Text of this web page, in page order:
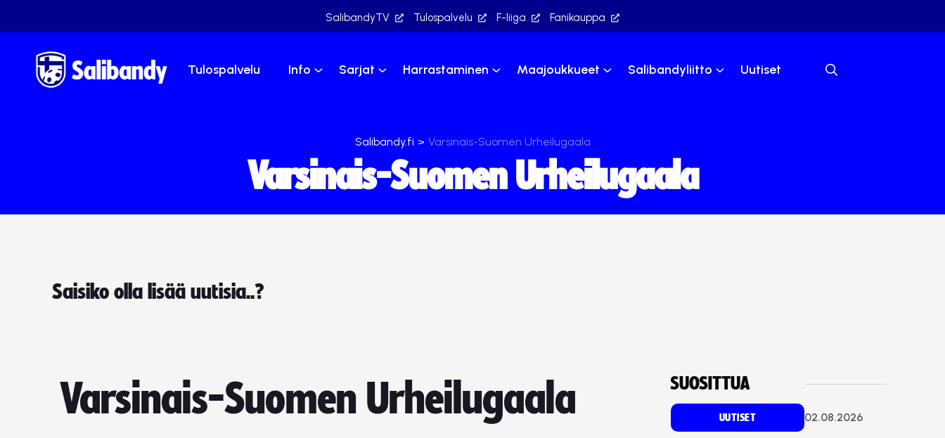
SalibandyTV Tulospalvelu F-liiga Fanikauppa
Tulospalvelu Info Sarjat Harrastaminen Maajoukkueet Salibandyliitto Uutiset
Salibandy.fi > Varsinais-Suomen Urheilugaala
Varsinais-Suomen Urheilugaala
Saisiko olla lisää uutisia..?
Varsinais-Suomen Urheilugaala SUOSITTUA
UUTISET 02.08.2026